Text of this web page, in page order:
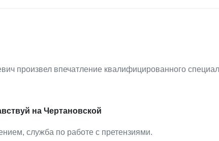
произвел впечатление квалифицированного
на Чертановской
служба по работе с претензиями.